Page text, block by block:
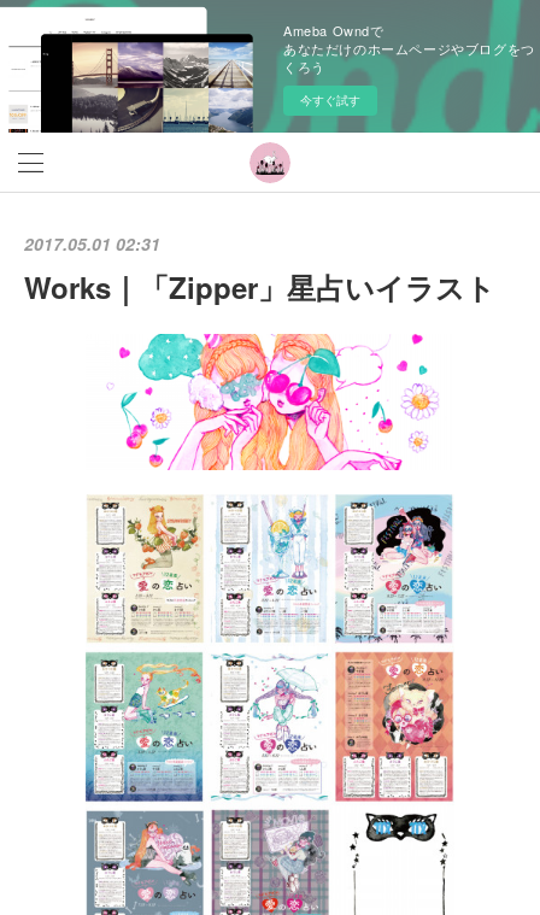
Ameba Owndで
あなただけのホームページやブログをつ
くろう
今すぐ試す
2017.05.01 02:31
Works｜「Zipper」星占いイラスト